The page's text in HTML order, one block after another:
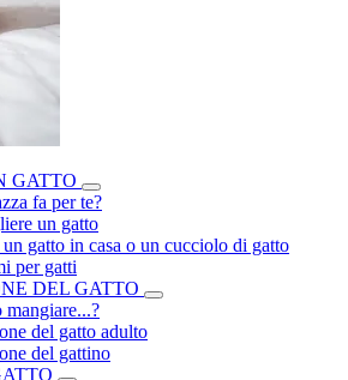
GATTO
fa per te?
un gatto
gatto in casa o un cucciolo di gatto
per gatti
DEL GATTO
del gatto adulto
del gattino